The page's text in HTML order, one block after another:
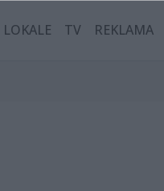
LOKALE TV REKLAMA